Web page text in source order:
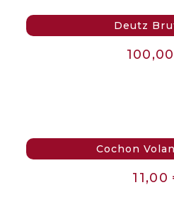
Deutz
Cochon
11,00